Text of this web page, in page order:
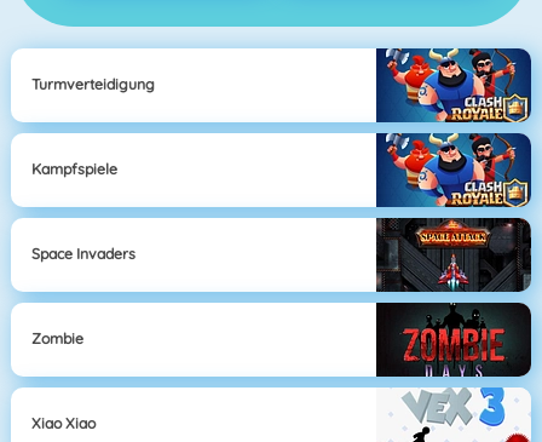
Turmverteidigung
Kampfspiele
Space Invaders
Zombie
Xiao Xiao